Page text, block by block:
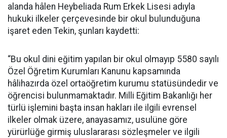
alanda hâlen Heybeliada Rum Erkek Lisesi adıyla
hukuki ilkeler çerçevesinde bir okul bulunduğuna
işaret eden Tekin, şunları kaydetti:
“Bu okul dini eğitim yapılan bir okul olmayıp 5580 sayılı
Özel Öğretim Kurumları Kanunu kapsamında
hâlihazırda özel ortaöğretim kurumu statüsündedir ve
öğrencisi bulunmamaktadır. Milli Eğitim Bakanlığı her
türlü işlemini başta insan hakları ile ilgili evrensel
ilkeler olmak üzere, anayasamız, usulüne göre
yürürlüğe girmiş uluslararası sözleşmeler ve ilgili